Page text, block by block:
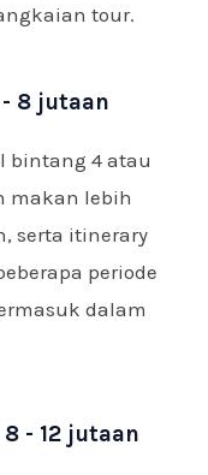
tour.
8 jutaan
bintang 4 atau
makan lebih
serta itinerary
periode
dalam
- 12 jutaan